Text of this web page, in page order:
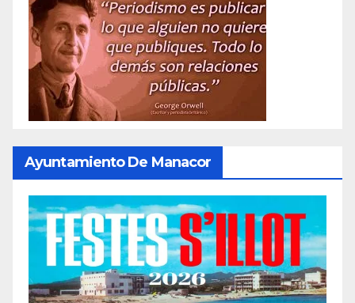
Ayuntamiento De Manacor